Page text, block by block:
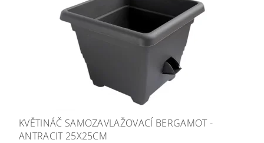
KVĚTINÁČ SAMOZAVLAŽOVACÍ BERGAMOT -
ANTRACIT 25X25CM